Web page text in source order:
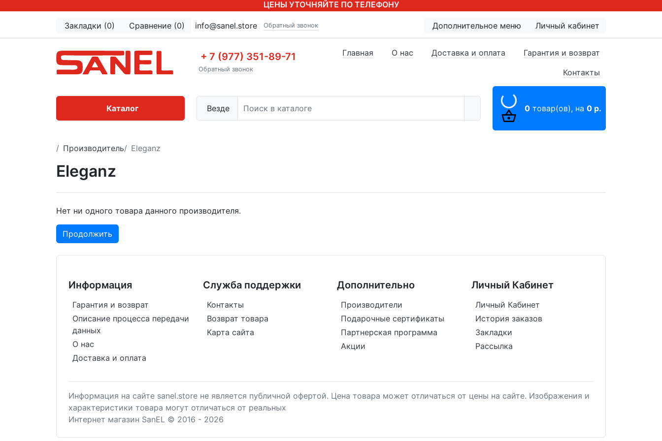
ЦЕНЫ УТОЧНЯЙТЕ ПО ТЕЛЕФОНУ
Закладки (0) Сравнение (0) info@sanel.store Обратный звонок Дополнительное меню Личный кабинет
+ 7 (977) 351-89-71
Обратный звонок
Везде
Главная О нас Доставка и оплата
Гарантия и возврат
Контакты
0 товар(ов), на 0 р.
Каталог
Производитель Eleganz
Eleganz
Нет ни одного товара данного производителя.
Продолжить
Информация
Гарантия и возврат
Описание процесса передачи
данных
О нас
Доставка и оплата
Служба поддержки
Контакты
Возврат товара
Карта сайта
Дополнительно
Производители
Подарочные сертификаты
Партнерская программа
Акции
Личный Кабинет
Личный Кабинет
История заказов
Закладки
Рассылка
Информация на сайте sanel.store не является публичной офертой. Цена товара может отличаться от цены на сайте. Изображения и
характеристики товара могут отличаться от реальных
Интернет магазин SanEL © 2016 - 2026